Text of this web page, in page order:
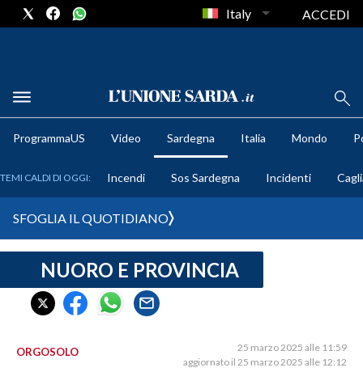
METEO
CRONACA SARDEGNA
CAGLIARI
SULCIS IGLESIENTE
Italy ACCEDI
ProgrammaUS Video Sardegna Italia Mondo
TEMI CALDI DI OGGI: Incendi Sos Sardegna Incidenti
SFOGLIA IL QUOTIDIANO
NUORO E PROVINCIA
ORGOSOLO
25 marzo 2025 alle 11:59
aggiornato il 25 marzo 2025 alle 12:12